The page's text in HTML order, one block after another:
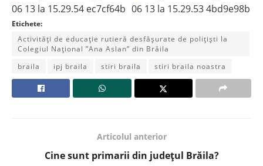
Etichete:
Activități de educație rutieră desfășurate de polițiști la
Colegiul Național ”Ana Aslan” din Brăila
braila
ipj braila stiri braila stiri braila noastra
Articolul anterior
Cine sunt primarii din județul Brăila?